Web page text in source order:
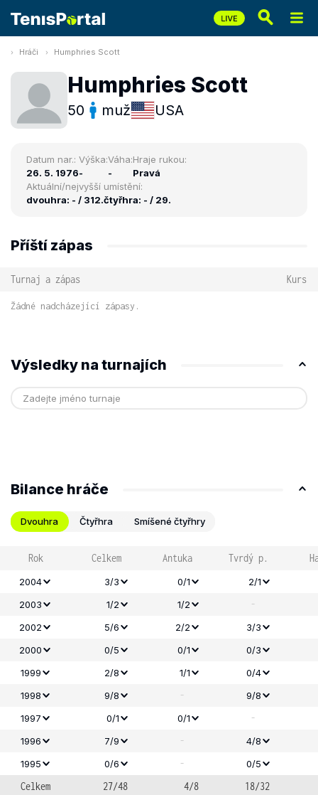
Hráči Humphries Scott
Humphries Scott
50 muž USA
Datum nar.:
26. 5. 1976
Výška:
-
Váha:
-
Hraje rukou:
Pravá
Aktuální/nejvyšší umístění:
dvouhra: - / 312.čtyřhra: - / 29.
Příští zápas
Turnaj a zápas Kurs
Žádné nadcházející zápasy.
Výsledky na turnajích
Bilance hráče
Dvouhra Čtyřhra Smíšené čtyřhry
Rok Celkem Antuka Tvrdý p.
2004 3/3 0/1
2/1
2003
1/2 1/2 -
2002 5/6 2/2
3/3
2000
0/5 0/1
0/3
1999
2/8 1/1
0/4
1998
9/8 -
9/8
1997
0/1 0/1 -
1996 7/9 -
4/8
1995
0/6 - 0/5
Celkem 27/48 4/8 18/32